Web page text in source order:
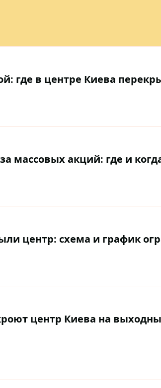
где в центре Киева
массовых акций: где и
центр: схема и график
центр Киева на